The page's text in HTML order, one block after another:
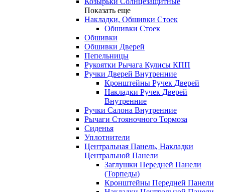
Показать еще
Накладки, Обшивки Стоек
Обшивки Стоек
Обшивки
Обшивки Дверей
Пепельницы
Рукоятки Рычага Кулисы КПП
Ручки Дверей Внутренние
Кронштейны Ручек Дверей
Накладки Ручек Дверей
Внутренние
Ручки Салона Внутренние
Рычаги Стояночного Тормоза
Сиденья
Уплотнители
Центральная Панель, Накладки
Центральной Панели
Заглушки Передней Панели
(Торпеды)
Кронштейны Передней Панели